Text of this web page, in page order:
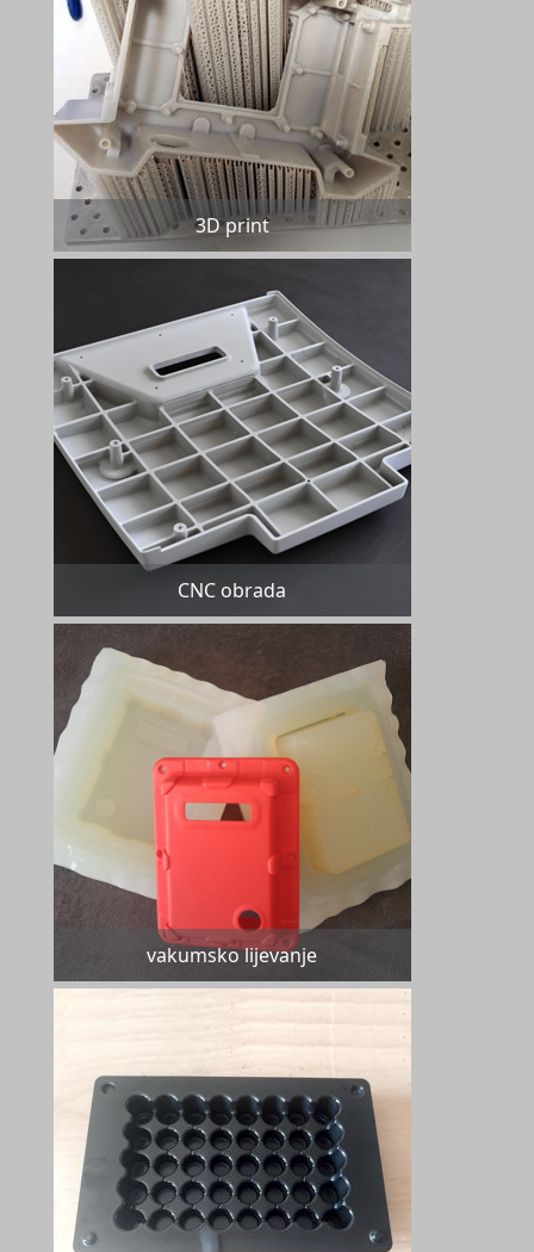
3D print
CNC obrada
vakumsko lijevanje